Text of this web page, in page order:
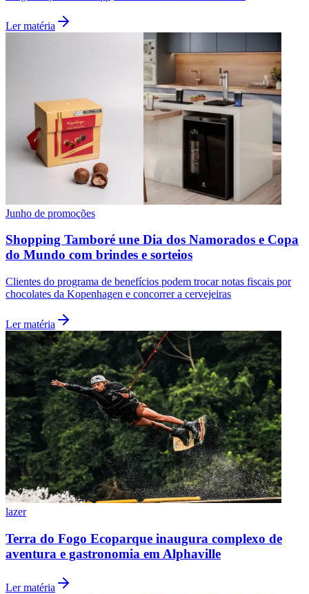
São Paulo
Ler matéria
Junho de promoções
Shopping Tamboré une Dia dos Namorados e Copa
do Mundo com brindes e sorteios
Clientes do programa de benefícios podem trocar notas fiscais por
chocolates da Kopenhagen e concorrer a cervejeiras
Ler matéria
lazer
Terra do Fogo Ecoparque inaugura complexo de
aventura e gastronomia em Alphaville
Ler matéria